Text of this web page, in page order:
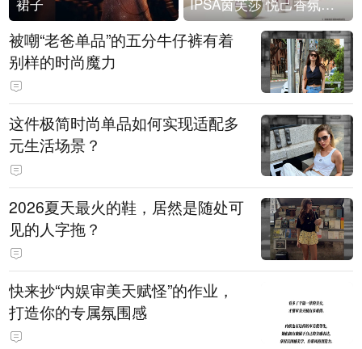
被嘲“老爸单品”的五分牛仔裤有着
别样的时尚魔力
这件极简时尚单品如何实现适配多
元生活场景？
2026夏天最火的鞋，居然是随处可
见的人字拖？
快来抄“内娱审美天赋怪”的作业，
打造你的专属氛围感